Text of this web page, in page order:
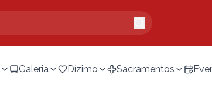
Galeria Dízimo Sacramentos